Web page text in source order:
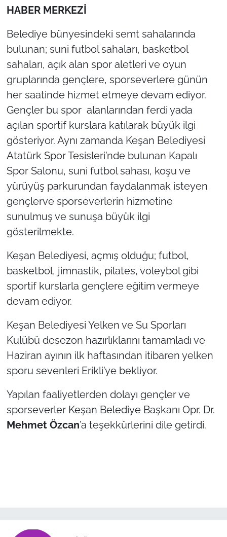
HABER MERKEZİ
Belediye bünyesindeki semt sahalarında
bulunan; suni futbol sahaları, basketbol
sahaları, açık alan spor aletleri ve oyun
gruplarında gençlere, sporseverlere günün
her saatinde hizmet etmeye devam ediyor.
Gençler bu spor alanlarından ferdi yada
açılan sportif kurslara katılarak büyük ilgi
gösteriyor. Aynı zamanda Keşan Belediyesi
Atatürk Spor Tesisleri’nde bulunan Kapalı
Spor Salonu, suni futbol sahası, koşu ve
yürüyüş parkurundan faydalanmak isteyen
gençlerve sporseverlerin hizmetine
sunulmuş ve sunuşa büyük ilgi
gösterilmekte.
Keşan Belediyesi, açmış olduğu; futbol,
basketbol, jimnastik, pilates, voleybol gibi
sportif kurslarla gençlere eğitim vermeye
devam ediyor.
Keşan Belediyesi Yelken ve Su Sporları
Kulübü desezon hazırlıklarını tamamladı ve
Haziran ayının ilk haftasından itibaren yelken
sporu sevenleri Erikli’ye bekliyor.
Yapılan faaliyetlerden dolayı gençler ve
sporseverler Keşan Belediye Başkanı Opr. Dr.
Mehmet Özcan’a teşekkürlerini dile getirdi.
TEKİRDAĞ
KIRKLARELİ
ÇANAKKALE
TÜRKİYE
Bölge
Güvenlik
Genel
Politika
Flaş Haber
Dış Haberler
Magazin
Bilim Teknoloji
English News
Canlı Maç
Finans